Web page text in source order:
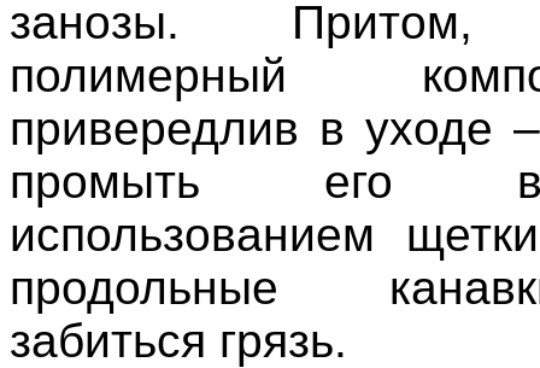
занозы. Притом,
полимерный
привередлив в уходе
промыть его
использованием
продольные
забиться грязь.